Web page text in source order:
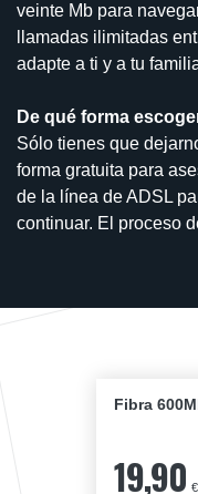
veinte Mb para
llamadas ilimitadas
adapte a ti y a tu
De qué forma
Sólo tienes que
forma gratuita para
de la línea de ADSL
continuar. El proceso
Fibra
19,90